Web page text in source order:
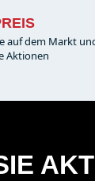
auf dem Markt
Aktionen